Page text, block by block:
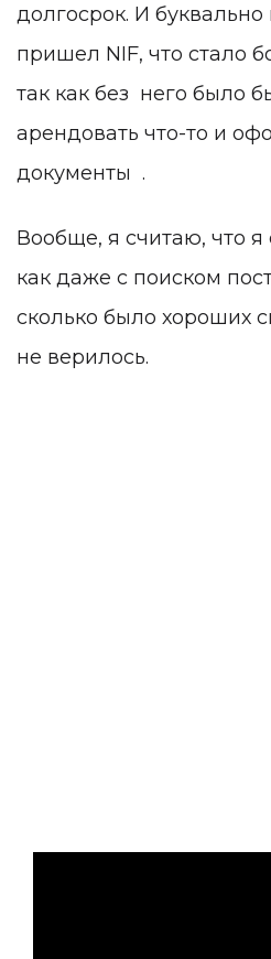
долгосрок. И
пришел NIF, что стало
так как без него было
арендовать что-то и
документы .
Вообще, я считаю, что я
как даже с поиском
сколько было хороших
не верилось.